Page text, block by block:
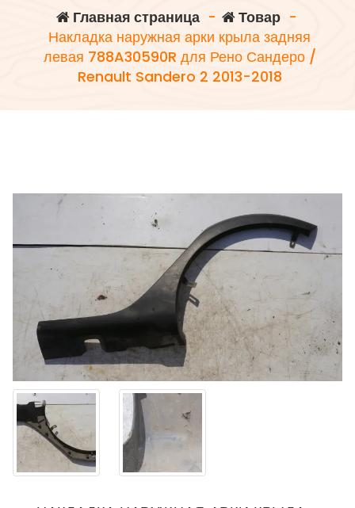
Главная страница- Товар-
Накладка наружная арки крыла задняя
левая 788A30590R для Рено Сандеро /
Renault Sandero 2 2013-2018